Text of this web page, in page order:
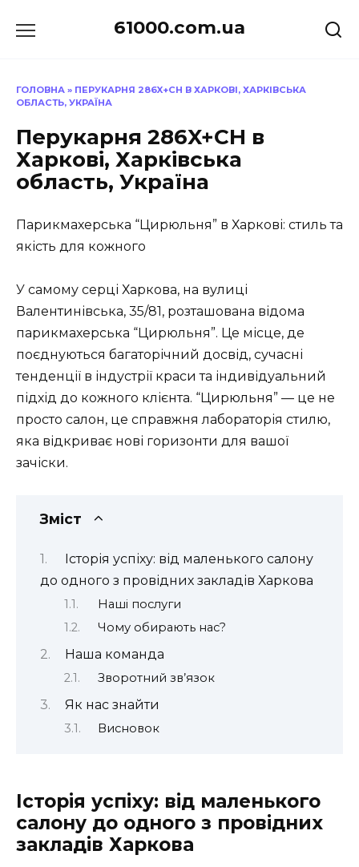
до
61000.com.ua
ГОЛОВНА » ПЕРУКАРНЯ 286X+CH В ХАРКОВІ, ХАРКІВСЬКА
ОБЛАСТЬ, УКРАЇНА
Перукарня 286X+CH в
Харкові, Харківська
область, Україна
Парикмахерська “Цирюльня” в Харкові: стиль та
якість для кожного
У самому серці Харкова, на вулиці
Валентинівська, 35/81, розташована відома
парикмахерська “Цирюльня”. Це місце, де
поєднуються багаторічний досвід, сучасні
тенденції в індустрії краси та індивідуальний
підхід до кожного клієнта. “Цирюльня” — це не
просто салон, це справжня лабораторія стилю,
яка відкриває нові горизонти для вашої
зачіски.
Зміст
Історія успіху: від маленького салону
до одного з провідних закладів Харкова
Наші послуги
Чому обирають нас?
Наша команда
Зворотний зв’язок
Як нас знайти
Висновок
Історія успіху: від маленького
салону до одного з провідних
закладів Харкова